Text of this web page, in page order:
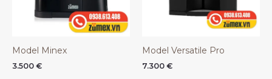
Model Minex
3.500 €
Model Versatile Pro
7.300 €